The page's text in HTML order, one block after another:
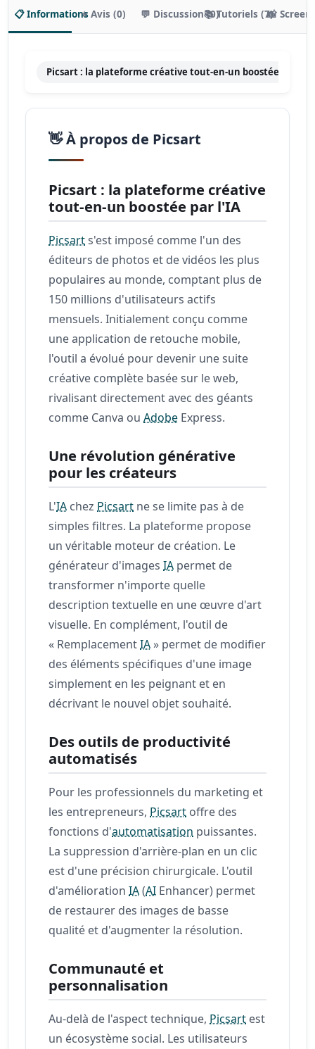
📋 Informations⭐ Avis (0) 💬 Discussion (0)📚 Tutoriels (7)📸
Picsart : la plateforme créative tout-en-un boostée par l'IA
👋 À propos de Picsart
Picsart : la plateforme créative
tout-en-un boostée par l'IA
Picsarts'est imposé comme l'un des
éditeurs de photos et de vidéos les plus
populaires au monde, comptant plus de
150 millions d'utilisateurs actifs
mensuels. Initialement conçu comme
une application de retouche mobile,
l'outil a évolué pour devenir une suite
créative complète basée sur le web,
rivalisant directement avec des géants
comme Canva ouAdobe Express.
Une révolution générative
pour les créateurs
L'IA chez Picsart ne se limite pas à de
simples filtres. La plateforme propose
un véritable moteur de création. Le
générateur d'imagesIA permet de
transformer n'importe quelle
description textuelle en une œuvre d'art
visuelle. En complément, l'outil de
« RemplacementIA » permet de modifier
des éléments spécifiques d'une image
simplement en les peignant et en
décrivant le nouvel objet souhaité.
Des outils de productivité
automatisés
Pour les professionnels du marketing et
les entrepreneurs, Picsart offre des
fonctions d'automatisation puissantes.
La suppression d'arrière-plan en un clic
est d'une précision chirurgicale. L'outil
d'améliorationIA(AI Enhancer) permet
de restaurer des images de basse
qualité et d'augmenter la résolution.
Communauté et
personnalisation
Au-delà de l'aspect technique, Picsart est
un écosystème social. Les utilisateurs